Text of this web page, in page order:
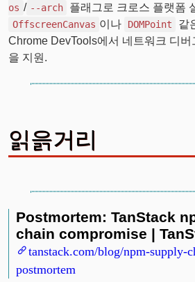
os / --arch 플래그로 크로스 플랫폼
OffscreenCanvas 이나 DOMPoint
같
Chrome DevTools에서 네트워크 디
을 지원.
읽읅거리
Postmortem: TanStack
chain compromise |
tanstack.com/blog/npm-supply-
postmortem